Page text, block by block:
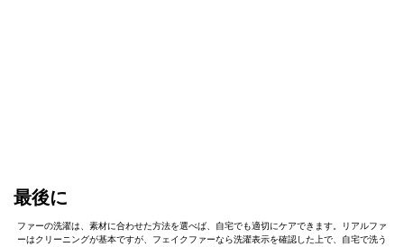
最後に
ファーの洗濯は、素材に合わせた方法を選べば、自宅でも適切にケアできます。リアルファ
ーはクリーニングが基本ですが、フェイクファーなら洗濯表示を確認した上で、自宅で洗う